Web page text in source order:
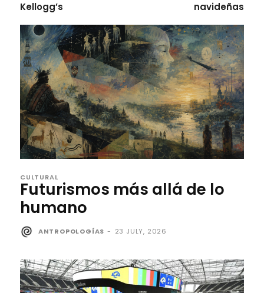
Kellogg’s
navideñas
CULTURAL
Futurismos más allá de lo
humano
ANTROPOLOGÍAS - 23 JULY, 2026